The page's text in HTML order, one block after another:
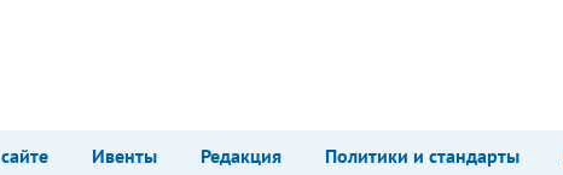
Ивенты Редакция Политики и стандарты